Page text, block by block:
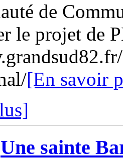
de
le projet de
[En savoir
Une sainte